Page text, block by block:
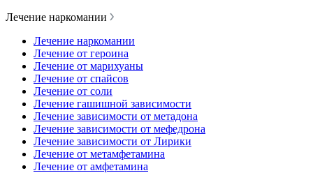
Лечение наркомании
Лечение наркомании
Лечение от героина
Лечение от марихуаны
Лечение от спайсов
Лечение от соли
Лечение гашишной зависимости
Лечение зависимости от метадона
Лечение зависимости от мефедрона
Лечение зависимости от Лирики
Лечение от метамфетамина
Лечение от амфетамина